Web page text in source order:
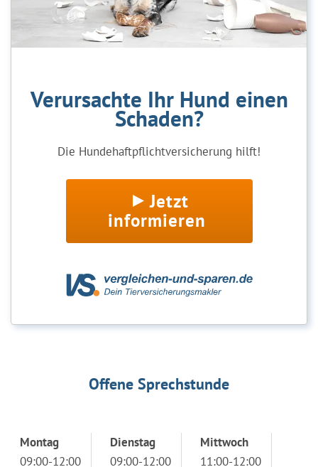
Verursachte Ihr Hund einen
Schaden?
Die Hundehaftpflichtversicherung hilft!
Jetzt
informieren
Offene Sprechstunde
Montag
09:00-12:00
Dienstag
09:00-12:00
Mittwoch
11:00-12:00